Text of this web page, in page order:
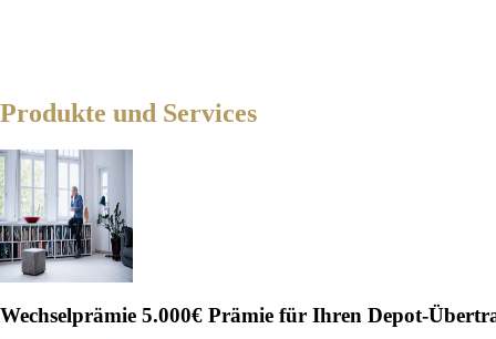
Produkte und Services
Wechselprämie 5.000€ Prämie für Ihren Depot-